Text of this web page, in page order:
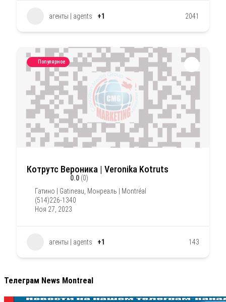
агенты | agents +1 2041
Популярное
Котрутс Вероника | Veronika Kotruts
0.0 (0)
Гатино | Gatineau, Монреаль | Montréal
(514)226-1340
Ноя 27, 2023
агенты | agents +1 143
Телеграм News Montreal